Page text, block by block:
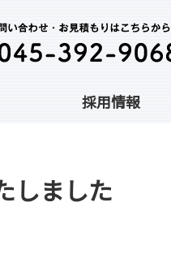
採用情報
しました